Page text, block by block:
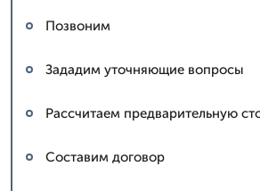
Позвоним
Зададим уточняющие вопросы
Рассчитаем предварительную
Составим договор